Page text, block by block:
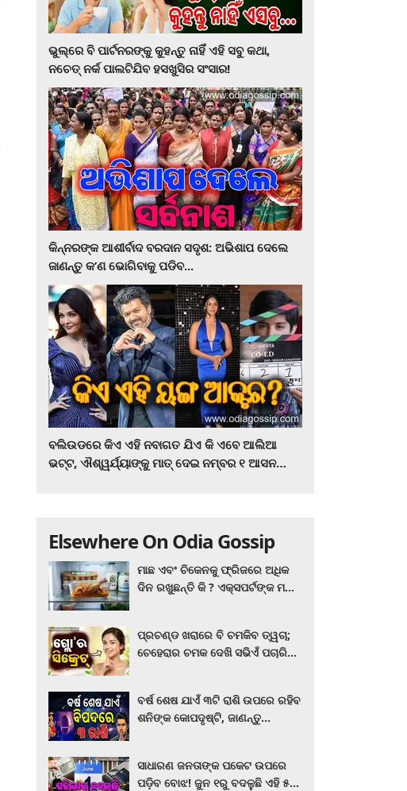
ଭୁଲ୍‌ରେ ବି ପାର୍ଟନରଙ୍କୁ କୁହନ୍ତୁ ନାହିଁ ଏହି ସବୁ କଥା,
ନଚେତ୍‌ ନର୍କ ପାଲଟିଯିବ ହସଖୁସିର ସଂସାର!
କିନ୍ନରଙ୍କ ଆଶୀର୍ବାଦ ବରଦାନ ସଦୃଶ: ଅଭିଶାପ ଦେଲେ
ଜାଣନ୍ତୁ କ’ଣ ଭୋଗିବାକୁ ପଡିବ...
ବଲିଉଡରେ କିଏ ଏହି ନବାଗତ ଯିଏ କି ଏବେ ଆଲିଆ
ଭଟ୍ଟ, ଐଶ୍ୱର୍ଯ୍ୟାଙ୍କୁ ମାତ୍‌ ଦେଇ ନମ୍ବର ୧ ଆସନ
Elsewhere On Odia Gossip
ମାଛ ଏବଂ ଚିକେନକୁ ଫ୍ରିଜରେ ଅଧିକ
ଦିନ ରଖୁଛନ୍ତି କି ? ଏକ୍ସପର୍ଟଙ୍କ ମତ
ପ୍ରଚଣ୍ଡ ଖରାରେ ବି ଚମକିବ ତ୍ୱଚା;
ଚେହେରାର ଚମକ ଦେଖି ସଭିଏଁ ପଚାରିବେ
ବର୍ଷ ଶେଷ ଯାଏଁ ୩ଟି ରାଶି ଉପରେ ରହିବ
ଶନିଙ୍କ କୋପଦୃଷ୍ଟି, ଜାଣନ୍ତୁ
ସାଧାରଣ ଜନତାଙ୍କ ପକେଟ ଉପରେ
ପଡ଼ିବ ବୋଝ! ଜୁନ ୧ରୁ ବଦଳୁଛି ଏହି ୫